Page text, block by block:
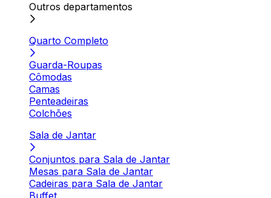
Outros departamentos
Quarto Completo
Guarda-Roupas
Cômodas
Camas
Penteadeiras
Colchões
Sala de Jantar
Conjuntos para Sala de Jantar
Mesas para Sala de Jantar
Cadeiras para Sala de Jantar
Buffet